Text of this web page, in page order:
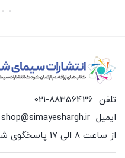
تلفن 021-88356436
ایمیل shop@simayeshargh.ir
از ساعت 8 الی 17 پاسخگوی شما هستیم.